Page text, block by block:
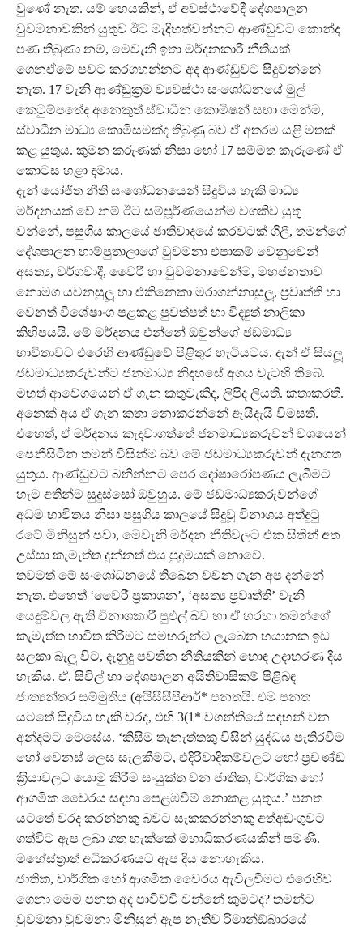
වුණේ නැත. යම් හෙයකින්, ඒ අවස්ථාවේදී දේශපාලන
වුවමනාවකින් යුතුව ඊට මැදිහත්වන්නට ආණ්ඩුවට කොන්ද
පණ තිබුණා නම්, මෙවැනි ඉතා මර්දනකාරී නීතියක්
ගෙනඒමේ පවට කරගහන්නට අද ආණ්ඩුවට සිදුවන්නේ
නැත. 17 වැනි ආණ්ඩුක‍්‍රම ව්‍යවස්ථා සංශෝධනයේ මුල්
කෙටුම්පතේද අනෙකුත් ස්වාධීන කොමිෂන් සභා මෙන්ම,
ස්වාධීන මාධ්‍ය කොමිසමක්ද තිබුණු බව ඒ අතරම යළි මතක්
කළ යුතුය. කුමන කරුණක් නිසා හෝ 17 සම්මත කැරුණේ ඒ
කොටස හළා දමාය.
දැන් යෝජිත නීති සංශෝධනයෙන් සිදුවිය හැකි මාධ්‍ය
මර්දනයක් වේ නම් ඊට සම්පූර්ණයෙන්ම වගකිව යුතු
වන්නේ, පසුගිය කාලයේ ජාතිවාදයේ කරවටක් ගිලී, තමන්ගේ
දේශපාලන හාම්පුතාලාගේ වුවමනා එපාකම් වෙනුවෙන්
අසත්‍ය, වර්ගවාදී, වෛරී හා වුවමනාවෙන්ම, මහජනතාව
නොමග යවනසුලූ හා එකිනෙකා මරාගන්නාසුලූ, ප‍්‍රවෘත්ති හා
වෙනත් විශේෂාංග පළකළ පුවත්පත් හා විද්‍යුත් නාලිකා
කිහිපයයි. මේ මර්දනය එන්නේ ඔවුන්ගේ ජඩමාධ්‍ය
භාවිතාවට එරෙහි ආණ්ඩුවේ පිළිතුර හැටියටය. දැන් ඒ සියලූ
ජඩමාධ්‍යකරුවන්ට ජනමාධ්‍ය නිදහසේ අගය වැටහී තිබේ.
මහත් ආවේගයෙන් ඒ ගැන කතුවැකිද, ලිපිද ලියති. කතාකරති.
අනෙක් අය ඒ ගැන කතා නොකරන්නේ ඇයිදැයි විමසති.
එහෙත්, ඒ මර්දනය කැඳවාගත්තේ ජනමාධ්‍යකරුවන් වශයෙන්
පෙනීසිටින තමන් විසින්ම බව මේ ජඩමාධ්‍යකරුවන් දැනගත
යුතුය. ආණ්ඩුවට බනින්නට පෙර දෝෂාරෝපණය ලැබීමට
හැම අතින්ම සුදුස්සෝ ඔවුහුය. මේ ජඩමාධ්‍යකරුවන්ගේ
අධම භාවිතය නිසා පසුගිය කාලයේ සිදුවූ විනාශය අත්දුටු
රටේ මිනිසුන් පවා, මෙවැනි මර්දන නීතිවලට එක සිතින් අත
උස්සා කැමැත්ත දුන්නත් එය පුදුමයක් නොවේ.
තවමත් මේ සංශෝධනයේ තිබෙන වචන ගැන අප දන්නේ
නැත. එහෙත් ‘වෛරී ප‍්‍රකාශන’, ‘අසත්‍ය ප‍්‍රවෘත්ති’ වැනි
යෙදුම්වල ඇති විනාශකාරී පුළුල් බව හා ඒ හරහා තමන්ගේ
කැමැත්ත භාවිත කිරීමට සමහරුන්ට ලැබෙන භයානක ඉඩ
සලකා බැලූ විට, දැනුදු පවතින නීතියකින් හොඳ උදාහරණ දිය
හැකිය. ඒ, සිවිල් හා දේශපාලන අයිතිවාසිකම් පිළිබඳ
ජාත්‍යන්තර සම්මුතිය (අයිසීසීපීආර්* පනතයි. එම පනත
යටතේ සිදුවිය හැකි වරද, එහි 3(1* වගන්තියේ සඳහන් වන
අන්දමට මෙසේය. ‘කිසිම තැනැත්තකු විසින් යුද්ධය පැතිරවීම
හෝ වෙනස් ලෙස සැලකීමට, එදිරිවාදිකම්වලට හෝ ප‍්‍රචණ්ඩ
ක‍්‍රියාවලට යොමු කිරීම සංයුක්ත වන ජාතික, වාර්ගික හෝ
ආගමික වෛරය සඳහා පෙළඹවීම් නොකළ යුතුය.’ පනත
යටතේ වරද කරන්නකු බවට සැකකරන්නකු අත්අඩංගුවට
ගත්විට ඇප ලබා ගත හැක්කේ මහාධිකරණයකින් පමණි.
මහේස්ත‍්‍රාත් අධිකරණයට ඇප දිය නොහැකිය.
ජාතික, වාර්ගික හෝ ආගමික වෛරය ඇවිලවීමට එරෙහිව
ගෙනා මෙම පනත අද පාවිච්චි වන්නේ කුමටද? තමන්ට
වුවමනා වුවමනා මිනිසුන් ඇප නැතිව රිමාන්ඞ්බාරයේ